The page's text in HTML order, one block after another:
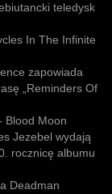
teledysk
In The Infinite
zapowiada
„Reminders Of
Blood Moon
Jezebel wydają
rocznicę albumu
Deadman